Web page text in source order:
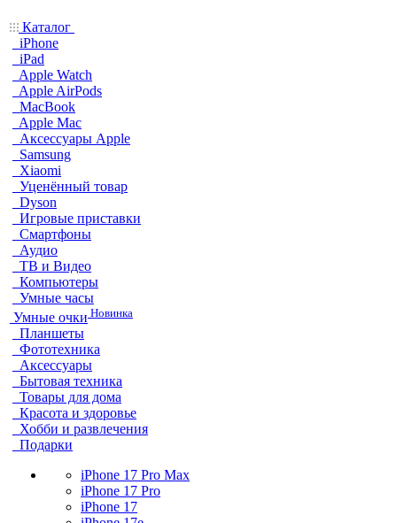
Каталог
iPhone
iPad
Apple Watch
Apple AirPods
MacBook
Apple Mac
Аксессуары Apple
Samsung
Xiaomi
Уценённый товар
Dyson
Игровые приставки
Смартфоны
Аудио
ТВ и Видео
Компьютеры
Умные часы
Умные очки Новинка
Планшеты
Фототехника
Аксессуары
Бытовая техника
Товары для дома
Красота и здоровье
Хобби и развлечения
Подарки
iPhone 17 Pro Max
iPhone 17 Pro
iPhone 17